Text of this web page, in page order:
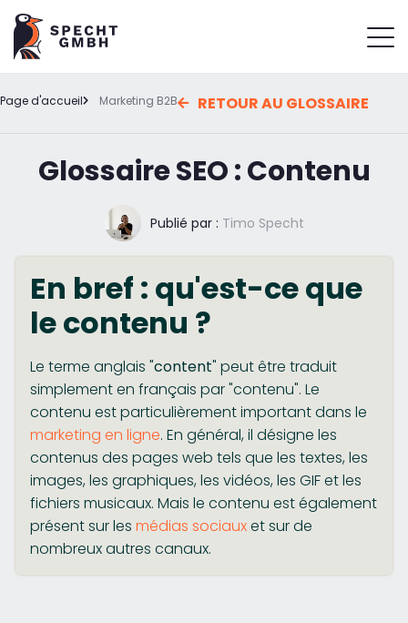
Page d'accueil Marketing B2B RETOUR AU GLOSSAIRE
Glossaire SEO : Contenu
Publié par : Timo Specht
En bref : qu'est-ce que
le contenu ?
Le terme anglais "content" peut être traduit
simplement en français par "contenu". Le
contenu est particulièrement important dans le
marketing en ligne. En général, il désigne les
contenus des pages web tels que les textes, les
images, les graphiques, les vidéos, les GIF et les
fichiers musicaux. Mais le contenu est également
présent sur les médias sociauxet sur de
nombreux autres canaux.